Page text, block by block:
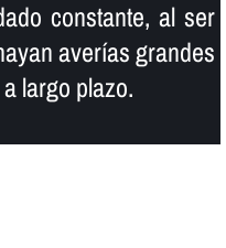
constante, al ser
averí­as grandes
largo plazo.